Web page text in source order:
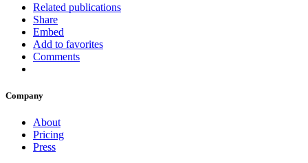
Related publications
Share
Embed
Add to favorites
Comments
Company
About
Pricing
Press